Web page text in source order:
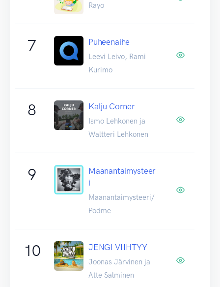
Rayo
7 Puheenaihe
Leevi Leivo, Rami
Kurimo
8 Kalju Corner
Ismo Lehkonen ja
Waltteri Lehkonen
9
Maanantaimysteer
i
Maanantaimysteeri/
Podme
10 JENGI VIIHTYY
Joonas Järvinen ja
Atte Salminen